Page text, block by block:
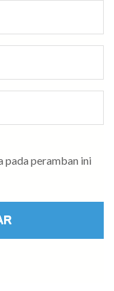
pada peramban ini